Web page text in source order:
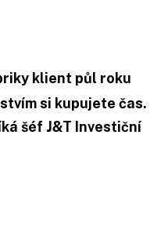
klient půl roku
si kupujete čas.
šéf J&T Investiční